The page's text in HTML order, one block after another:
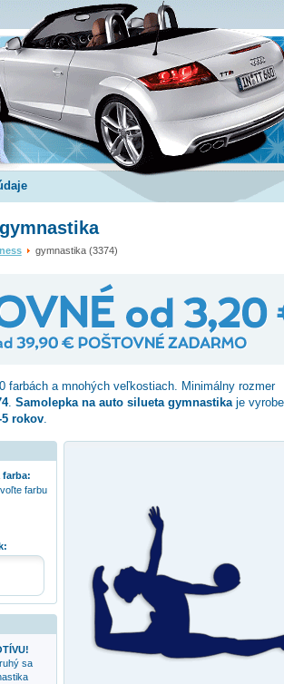
gymnastika (3374)
farbách a mnohých veľkostiach. Minimálny rozmer
. Samolepka na auto silueta gymnastikaje
rokov.
farba:
farbu
sa